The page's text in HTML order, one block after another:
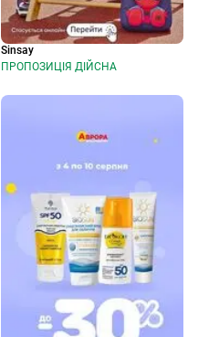
Sinsay
ПРОПОЗИЦІЯ ДІЙСНА